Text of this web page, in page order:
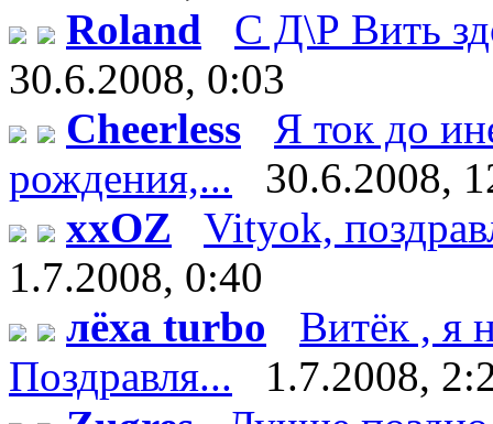
Roland
С Д\Р Вить
30.6.2008, 0:03
Cheerless
Я ток до
рождения,...
30.6.2008,
xxOZ
Vityok,
1.7.2008, 0:40
лёха turbo
Витёк , я
Поздравля...
1.7.2008,